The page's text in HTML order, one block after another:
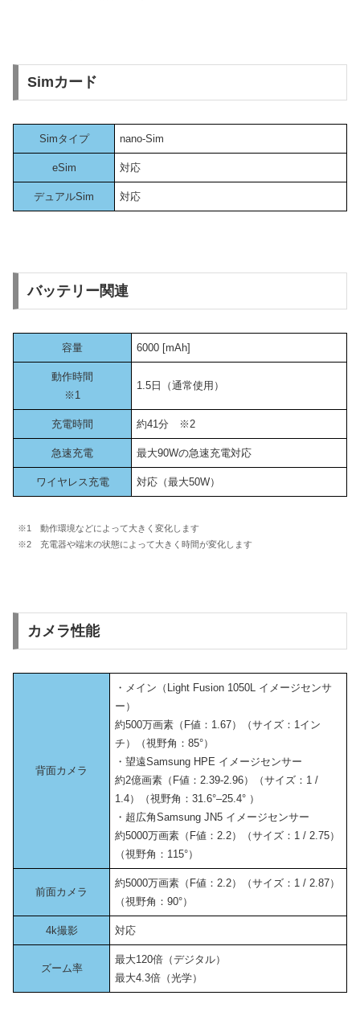
Simカード
Simタイプ nano-Sim
eSim 対応
デュアルSim 対応
バッテリー関連
容量 6000 [mAh]
動作時間
※1
1.5日（通常使用）
充電時間 約41分 ※2
急速充電 最大90Wの急速充電対応
ワイヤレス充電 対応（最大50W）
※1 動作環境などによって大きく変化します
※2 充電器や端末の状態によって大きく時間が変化します
カメラ性能
背面カメラ
・メイン（Light Fusion 1050L イメージセンサ
ー）
約500万画素（F値：1.67）（サイズ：1イン
チ）（視野角：85°）
・望遠Samsung HPE イメージセンサー
約2億画素（F値：2.39-2.96）（サイズ：1 /
1.4）（視野角：31.6°–25.4° ）
・超広角Samsung JN5 イメージセンサー
約5000万画素（F値：2.2）（サイズ：1 / 2.75）
（視野角：115°）
前面カメラ
約5000万画素（F値：2.2）（サイズ：1 / 2.87）
（視野角：90°）
4k撮影 対応
ズーム率
最大120倍（デジタル）
最大4.3倍（光学）